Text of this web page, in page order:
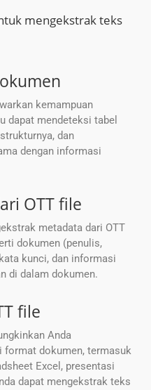
mengekstrak teks
kemampuan
dapat mendeteksi tabel
dan
dengan informasi
OTT file
metadata dari OTT
dokumen (penulis,
kunci, dan informasi
di dalam dokumen.
file
Anda
format dokumen, termasuk
Excel, presentasi
dapat mengekstrak teks